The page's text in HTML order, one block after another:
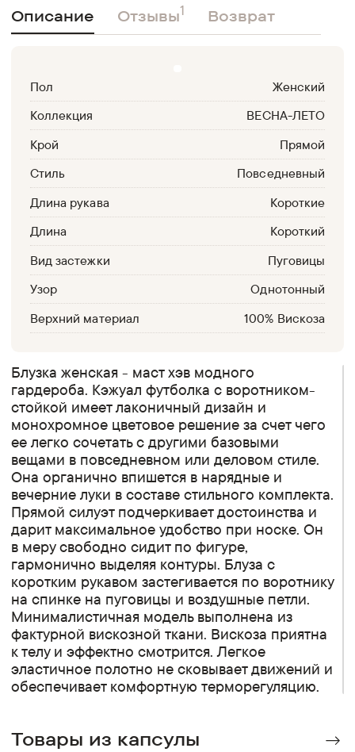
Описание Отзывы1 Возврат
Блузка женская - маст хэв модного
гардероба. Кэжуал футболка с воротником-
стойкой имеет лаконичный дизайн и
монохромное цветовое решение за счет чего
ее легко сочетать с другими базовыми
вещами в повседневном или деловом стиле.
Она органично впишется в нарядные и
вечерние луки в составе стильного комплекта.
Прямой силуэт подчеркивает достоинства и
дарит максимальное удобство при носке. Он
в меру свободно сидит по фигуре,
гармонично выделяя контуры. Блуза с
коротким рукавом застегивается по воротнику
на спинке на пуговицы и воздушные петли.
Минималистичная модель выполнена из
фактурной вискозной ткани. Вискоза приятна
к телу и эффектно смотрится. Легкое
эластичное полотно не сковывает движений и
обеспечивает комфортную терморегуляцию.
Пол
Женский
Коллекция
ВЕСНА-ЛЕТО
Крой
Прямой
Стиль
Повседневный
Длина рукава
Короткие
Длина
Короткий
Вид застежки
Пуговицы
Узор
Однотонный
Верхний материал
100% Вискоза
Товары из капсулы